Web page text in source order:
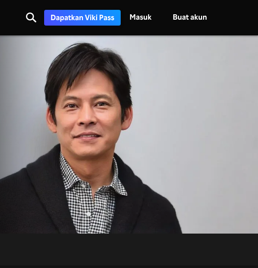
Dapatkan Viki Pass Masuk Buat akun